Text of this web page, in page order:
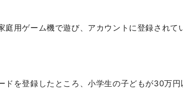
用ゲーム機で遊び、アカウントに登録されて
を登録したところ、小学生の子どもが30万